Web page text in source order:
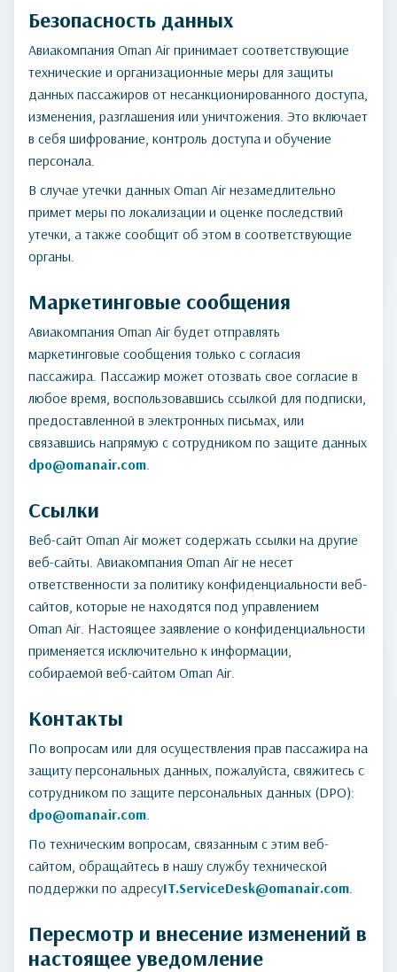
Безопасность данных
Авиакомпания Oman Air принимает соответствующие
технические и организационные меры для защиты
данных пассажиров от несанкционированного доступа,
изменения, разглашения или уничтожения. Это включает
в себя шифрование, контроль доступа и обучение
персонала.
В случае утечки данных Oman Air незамедлительно
примет меры по локализации и оценке последствий
утечки, а также сообщит об этом в соответствующие
органы.
Маркетинговые сообщения
Авиакомпания Oman Air будет отправлять
маркетинговые сообщения только с согласия
пассажира. Пассажир может отозвать свое согласие в
любое время, воспользовавшись ссылкой для подписки,
предоставленной в электронных письмах, или
связавшись напрямую с сотрудником по защите данных
dpo@omanair.com.
Ссылки
Веб-сайт Oman Air может содержать ссылки на другие
веб-сайты. Авиакомпания Oman Air не несет
ответственности за политику конфиденциальности веб-
сайтов, которые не находятся под управлением
Oman Air. Настоящее заявление о конфиденциальности
применяется исключительно к информации,
собираемой веб-сайтом Oman Air.
Контакты
По вопросам или для осуществления прав пассажира на
защиту персональных данных, пожалуйста, свяжитесь с
сотрудником по защите персональных данных (DPO):
dpo@omanair.com.
По техническим вопросам, связанным с этим веб-
сайтом, обращайтесь в нашу службу технической
поддержки по адресуIT.ServiceDesk@omanair.com.
Пересмотр и внесение изменений в
настоящее уведомление